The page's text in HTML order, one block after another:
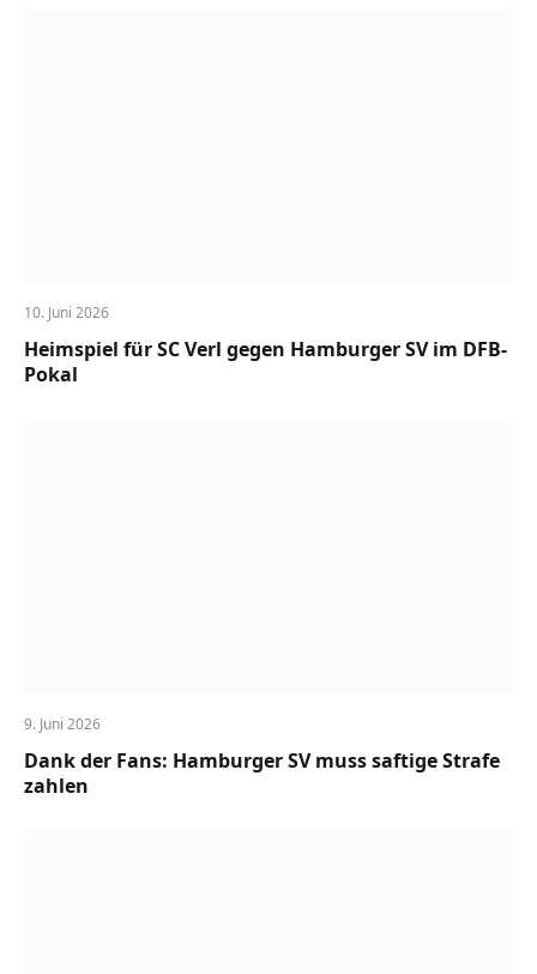
10. Juni 2026
Heimspiel für SC Verl gegen Hamburger SV im DFB-
Pokal
9. Juni 2026
Dank der Fans: Hamburger SV muss saftige Strafe
zahlen